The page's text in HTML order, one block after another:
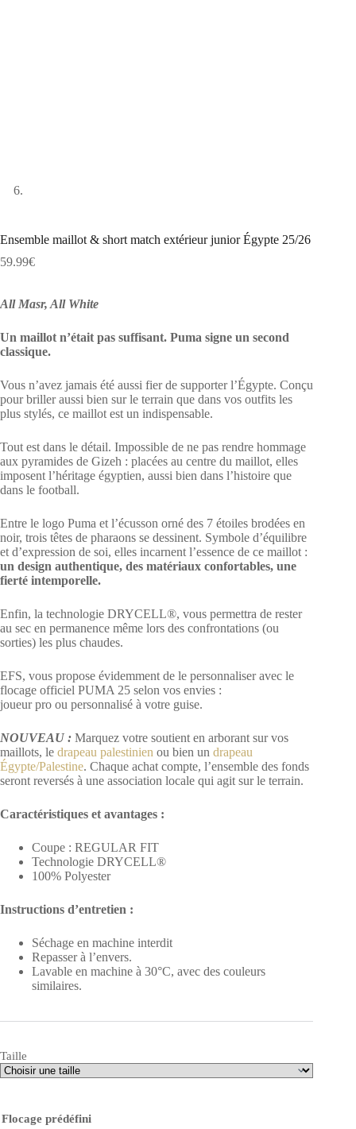
Ensemble maillot & short match extérieur junior Égypte 25/26
59.99€
All Masr, All White
Un maillot n’était pas suffisant. Puma signe un second
classique.
Vous n’avez jamais été aussi fier de supporter l’Égypte. Conçu
pour briller aussi bien sur le terrain que dans vos outfits les
plus stylés, ce maillot est un indispensable.
Tout est dans le détail. Impossible de ne pas rendre hommage
aux pyramides de Gizeh : placées au centre du maillot, elles
imposent l’héritage égyptien, aussi bien dans l’histoire que
dans le football.
Entre le logo Puma et l’écusson orné des 7 étoiles brodées en
noir, trois têtes de pharaons se dessinent. Symbole d’équilibre
et d’expression de soi, elles incarnent l’essence de ce maillot :
un design authentique, des matériaux confortables, une
fierté intemporelle.
Enfin, la technologie DRYCELL®, vous permettra de rester
au sec en permanence même lors des confrontations (ou
sorties) les plus chaudes.
EFS, vous propose évidemment de le personnaliser avec le
flocage officiel PUMA 25 selon vos envies :
joueur pro ou personnalisé à votre guise.
NOUVEAU : Marquez votre soutient en arborant sur vos
maillots, le drapeau palestinien ou bien un drapeau
Égypte/Palestine. Chaque achat compte, l’ensemble des fonds
seront reversés à une association locale qui agit sur le terrain.
Caractéristiques et avantages :
Coupe : REGULAR FIT
Technologie DRYCELL®
100% Polyester
Instructions d’entretien :
Séchage en machine interdit
Repasser à l’envers.
Lavable en machine à 30°C, avec des couleurs
similaires.
Taille
Flocage prédéfini